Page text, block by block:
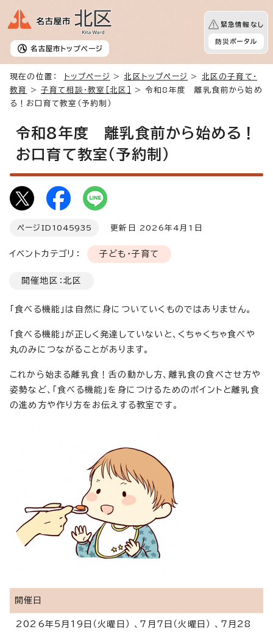
名古屋市 トップページ
緊急情報なし
防災ポータル
現在の位置： トップページ >北区トップページ > 北区の子育て・
教育
>子育て相談・教室［北区］
> 令和8年度 離乳食前から始め
る！お口育て教室（予約制）
令和8年度 離乳食前から始める！
お口育て教室（予約制）
ページID 1045935 更新日 2026年4月1日
イベントカテゴリ： 子ども・子育て
開催地区：北区
「食べる機能」は自然に身についていくものではありません。
「食べる機能」が正しく発達していないと、くちゃくちゃ食べや
丸のみにつながることがあります。
これから始まる離乳食！舌の動かし方、離乳食の食べさせ方や
姿勢など、「食べる機能」を身につけるためのポイントと離乳食
の進め方や作り方をお伝えする教室です。
開催日
2026年5月19日（火曜日） 、7月7日（火曜日） 、7月28